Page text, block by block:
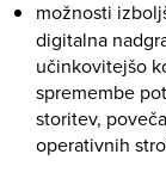
možnosti
digitalna
učinkovitejšo
spremembe
storitev,
operativnih